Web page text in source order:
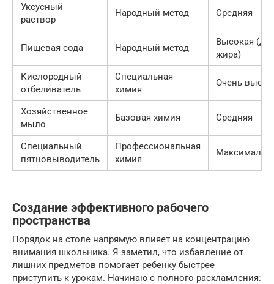
Уксусный
раствор
Народный метод Средняя
Пищевая сода Народный метод
Высокая
жира)
Кислородный
отбеливатель
Специальная
химия
Очень
Хозяйственное
мыло
Базовая химия Средняя
Специальный
пятновыводитель
Профессиональная
химия
Создание эффективного рабочего
пространства
Порядок на столе напрямую влияет на концентрацию
внимания школьника. Я заметил, что избавление от
лишних предметов помогает ребенку быстрее
приступить к урокам. Начинаю с полного расхламления: